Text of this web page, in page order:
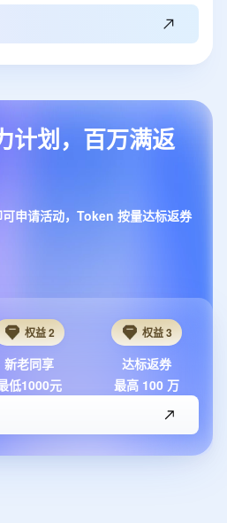
计划，百万满返
申请活动，Token 按量达标返券
权益 2
新老同享
低1000元
权益 3
达标返券
最高 100 万